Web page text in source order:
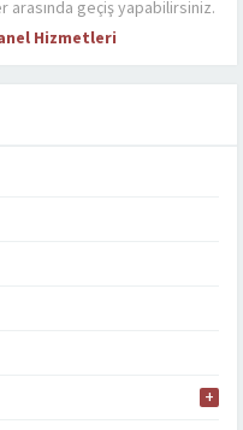
arasında geçiş yapabilirsiniz.
Hizmetleri